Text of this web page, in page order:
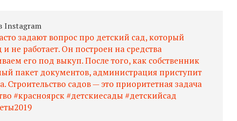
Instagram
задают вопрос про детский сад, который
не работает. Он построен на средства
его под выкуп. После того, как собственник
пакет документов, администрация приступит
Строительство садов — это приоритетная задача
#красноярск #детскиесады #детскийсад